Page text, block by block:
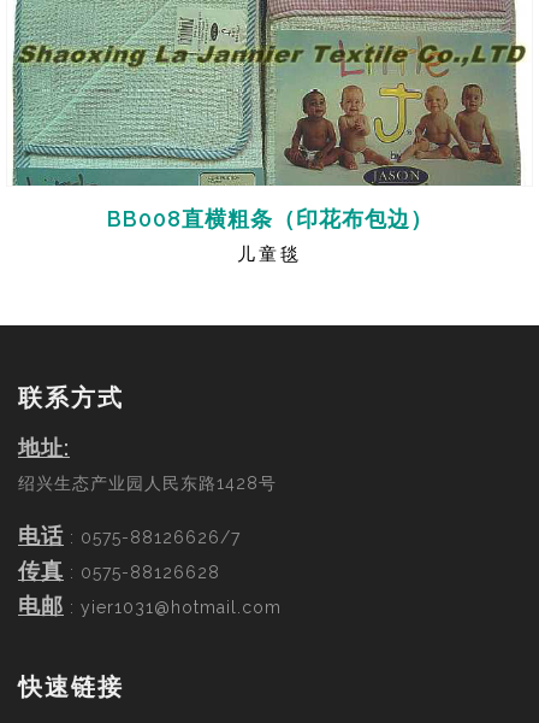
BB008直横粗条（印花布包边）
儿童毯
联系方式
地址:
绍兴生态产业园人民东路1428号
电话 : 0575-88126626/7
传真 : 0575-88126628
电邮 : yier1031@hotmail.com
快速链接